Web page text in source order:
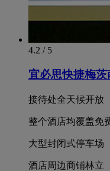
4.2 / 5
宜必思快捷梅
接待处全天候开放
整个酒店均覆盖免
大型封闭式停车场
酒店周边商铺林立